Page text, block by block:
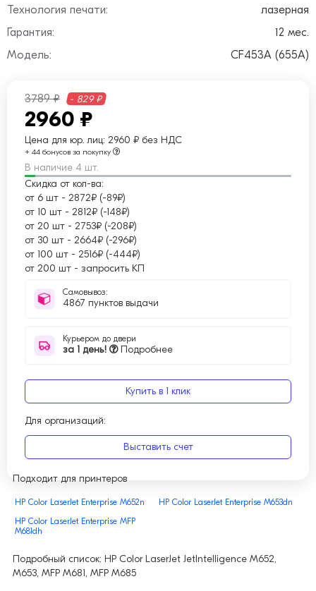
Технология печати:
лазерная
Гарантия:
12 мес.
Модель:
CF453A (655A)
3789 ₽ - 829 ₽
2960 ₽
Цена для юр. лиц: 2960 ₽ без НДС
+ 44 бонусов за покупку
В наличие 4 шт.
Скидка от кол-ва:
от 6 шт - 2872₽ (-89₽)
от 10 шт - 2812₽ (-148₽)
от 20 шт - 2753₽ (-208₽)
от 30 шт - 2664₽ (-296₽)
от 100 шт - 2516₽ (-444₽)
от 200 шт - запросить КП
Самовывоз:
4867 пунктов выдачи
Курьером до двери
за 1 день! Подробнее
Купить в 1 клик
Для организаций:
Выставить счет
Подходит для принтеров
HP Color LaserJet Enterprise M652n
HP Color LaserJet Enterprise M653dn
HP Color LaserJet Enterprise MFP
M681dh
Подробный список: HP Color LaserJet JetIntelligence M652,
M653, MFP M681, MFP M685